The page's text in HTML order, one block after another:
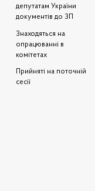
депутатам України
документів до ЗП
Знаходяться на
опрацюванні в
комітетах
Прийняті на поточній
сесії